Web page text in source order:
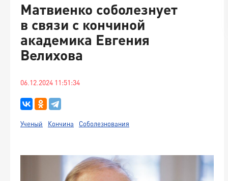
Матвиенко соболезнует
в связи с кончиной
академика Евгения
Велихова
06.12.2024 11:51:34
Ученый Кончина Соболезнования